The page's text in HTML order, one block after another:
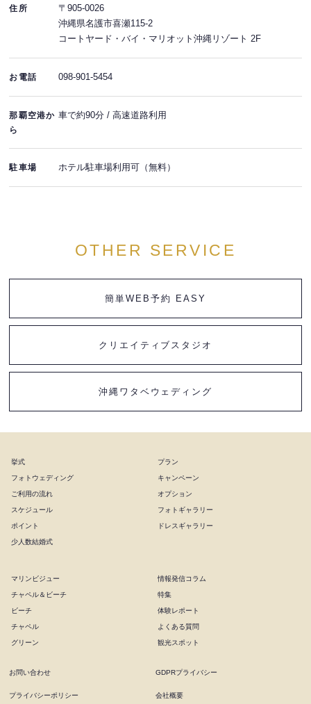
住所
〒905-0026
沖縄県名護市喜瀬115-2
コートヤード・バイ・マリオット沖縄リゾート 2F
お電話 098-901-5454
那覇空港か
ら
車で約90分 / 高速道路利用
駐車場 ホテル駐車場利用可（無料）
OTHER SERVICE
簡単WEB予約 EASY
クリエイティブスタジオ
沖縄ワタベウェディング
挙式
フォトウェディング
ご利用の流れ
スケジュール
ポイント
少人数結婚式
プラン
キャンペーン
オプション
フォトギャラリー
ドレスギャラリー
マリンビジュー
チャペル＆ビーチ
ビーチ
チャペル
グリーン
情報発信コラム
特集
体験レポート
よくある質問
観光スポット
お問い合わせ GDPRプライバシー
プライバシーポリシー 会社概要